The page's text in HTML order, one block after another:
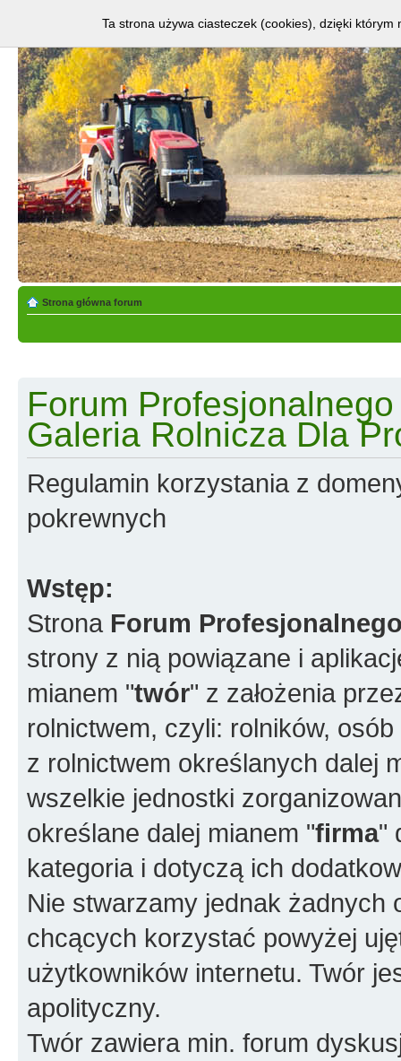
Strona główna forum
Forum
Galeria Rolnicza Dla
Regulamin korzystania z
pokrewnych
Wstęp:
Strona Forum
strony z nią powiązane i
mianem "twór" z założenia
rolnictwem, czyli: rolników,
z rolnictwem określanych dalej
wszelkie jednostki
określane dalej mianem "firma"
kategoria i dotyczą ich
Nie stwarzamy jednak żadnych
chcących korzystać powyżej
użytkowników internetu. Twór
apolityczny.
Twór zawiera min. forum
Ta strona używa ciasteczek (cookies), dzięki którym